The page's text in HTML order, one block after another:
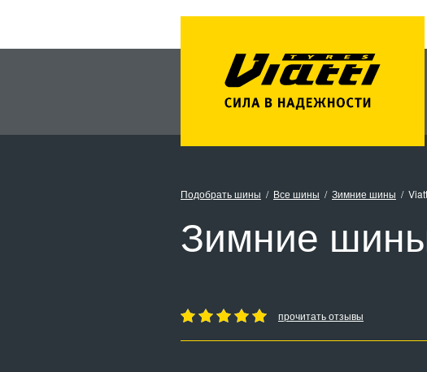
Подобрать шины Все шины Зимние шины
Зимние
прочитать отзывы